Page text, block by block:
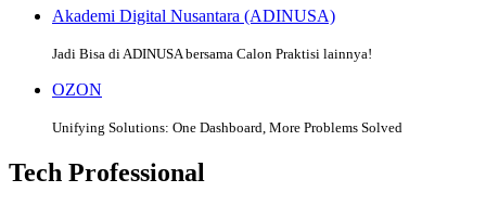
Akademi Digital Nusantara (ADINUSA)
Jadi Bisa di ADINUSA bersama Calon Praktisi lainnya!
OZON
Unifying Solutions: One Dashboard, More Problems Solved
Tech Professional